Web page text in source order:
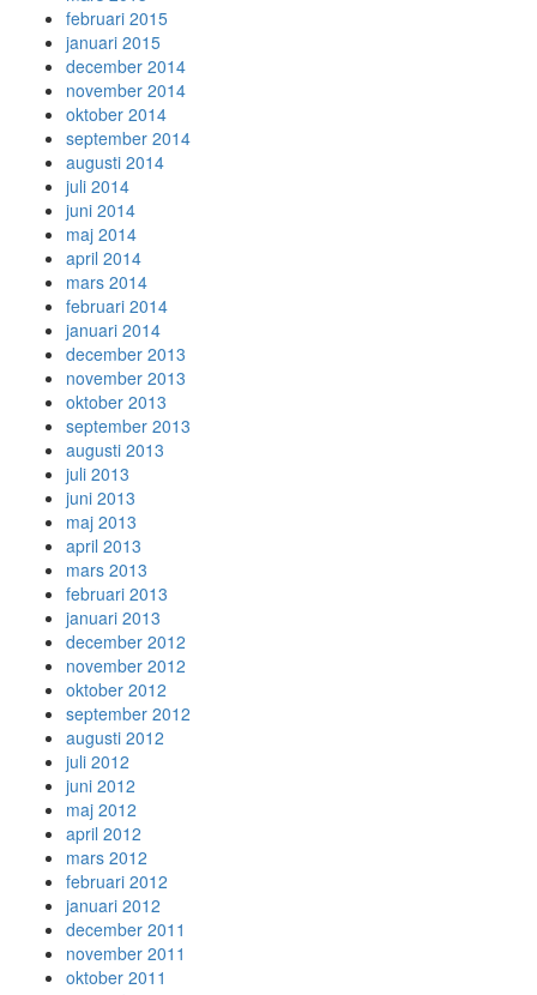
februari 2015
januari 2015
december 2014
november 2014
oktober 2014
september 2014
augusti 2014
juli 2014
juni 2014
maj 2014
april 2014
mars 2014
februari 2014
januari 2014
december 2013
november 2013
oktober 2013
september 2013
augusti 2013
juli 2013
juni 2013
maj 2013
april 2013
mars 2013
februari 2013
januari 2013
december 2012
november 2012
oktober 2012
september 2012
augusti 2012
juli 2012
juni 2012
maj 2012
april 2012
mars 2012
februari 2012
januari 2012
december 2011
november 2011
oktober 2011